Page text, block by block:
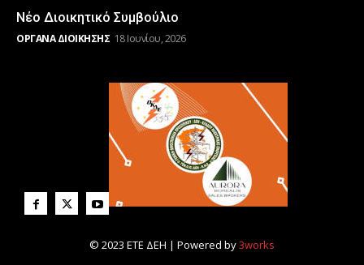
Νέο Διοικητικό Συμβούλιο
ΌΡΓΑΝΑ ΔΙΟΊΚΗΣΗΣ 18 Ιουνίου, 2026
© 2023 ΕΤΕ ΔΕΗ | Powered by3works